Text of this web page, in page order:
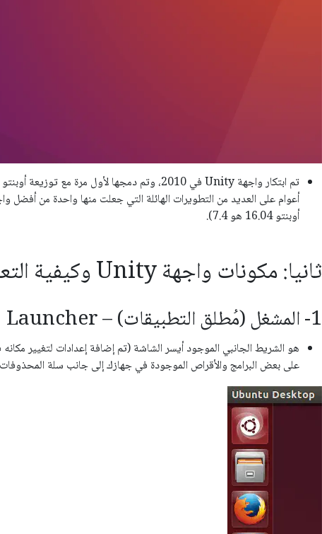
أعوام على العديد من التطويرات الهائلة التي جعلت منها واحدة من
أوبنتو 16.04 هو 7.4).
ثانيا: مكونات واجهة Unity وكيفية التعامل معها
1- المشغل (مُطلق التطبيقات) – Launcher
على بعض البرامج والأقراص الموجودة في جهازك إلى جانب سلة